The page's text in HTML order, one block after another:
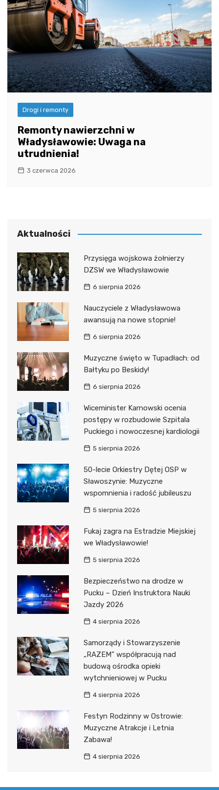
Drogi i remonty
Remonty nawierzchni w
Władysławowie: Uwaga na
utrudnienia!
3 czerwca 2026
Aktualności
Przysięga wojskowa żołnierzy
DZSW we Władysławowie
6 sierpnia 2026
Nauczyciele z Władysławowa
awansują na nowe stopnie!
6 sierpnia 2026
Muzyczne święto w Tupadłach: od
Bałtyku po Beskidy!
6 sierpnia 2026
Wiceminister Karnowski ocenia
postępy w rozbudowie Szpitala
Puckiego i nowoczesnej kardiologii
5 sierpnia 2026
50-lecie Orkiestry Dętej OSP w
Sławoszynie: Muzyczne
wspomnienia i radość jubileuszu
5 sierpnia 2026
Fukaj zagra na Estradzie Miejskiej
we Władysławowie!
5 sierpnia 2026
Bezpieczeństwo na drodze w
Pucku – Dzień Instruktora Nauki
Jazdy 2026
4 sierpnia 2026
Samorządy i Stowarzyszenie
„RAZEM” współpracują nad
budową ośrodka opieki
wytchnieniowej w Pucku
4 sierpnia 2026
Festyn Rodzinny w Ostrowie:
Muzyczne Atrakcje i Letnia
Zabawa!
4 sierpnia 2026